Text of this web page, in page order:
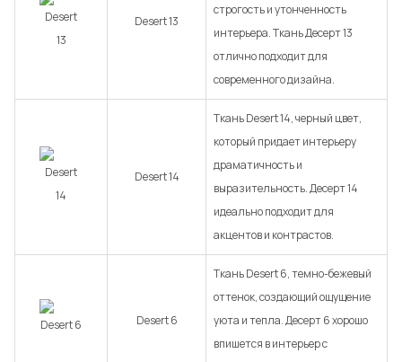
Desert 13
строгость и утонченность
интерьера. Ткань Десерт 13
отлично подходит для
современного дизайна.
Desert 14
Ткань Desert 14, черный цвет,
который придает интерьеру
драматичность и
выразительность. Десерт 14
идеально подходит для
акцентов и контрастов.
Desert 6
Ткань Desert 6, темно-бежевый
оттенок, создающий ощущение
уюта и тепла. Десерт 6 хорошо
впишется в интерьер с